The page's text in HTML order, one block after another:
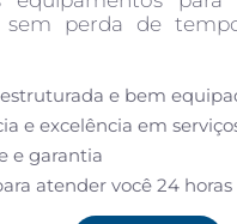
sem perda de
e bem
e excelência em
e garantia
atender você 24 horas